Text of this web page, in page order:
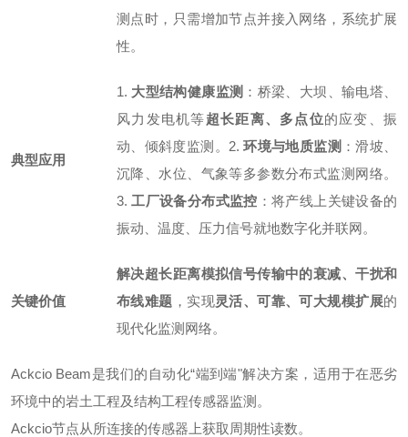
测点时，只需增加节点并接入网络，系统扩展
性。
典型应用
1. 大型结构健康监测 ：桥梁、大坝、输电塔、
风力发电机等超长距离、多点位的应变、振
动、倾斜度监测。 2.环境与地质监测 ：滑坡、
沉降、水位、气象等多参数分布式监测网络。
3.工厂设备分布式监控 ：将产线上关键设备的
振动、温度、压力信号就地数字化并联网。
关键价值
解决超长距离模拟信号传输中的衰减、干扰和
布线难题 ，实现灵活、可靠、可大规模扩展的
现代化监测网络。
Ackcio Beam是我们的自动化“端到端"解决方案，适用于在恶劣
环境中的岩土工程及结构工程传感器监测。
Ackcio节点从所连接的传感器上获取周期性读数。